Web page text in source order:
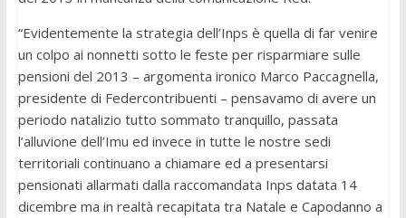
“Evidentemente la strategia dell’Inps è quella di far venire
un colpo ai nonnetti sotto le feste per risparmiare sulle
pensioni del 2013 – argomenta ironico Marco Paccagnella,
presidente di Federcontribuenti – pensavamo di avere un
periodo natalizio tutto sommato tranquillo, passata
l’alluvione dell’Imu ed invece in tutte le nostre sedi
territoriali continuano a chiamare ed a presentarsi
pensionati allarmati dalla raccomandata Inps datata 14
dicembre ma in realtà recapitata tra Natale e Capodanno a